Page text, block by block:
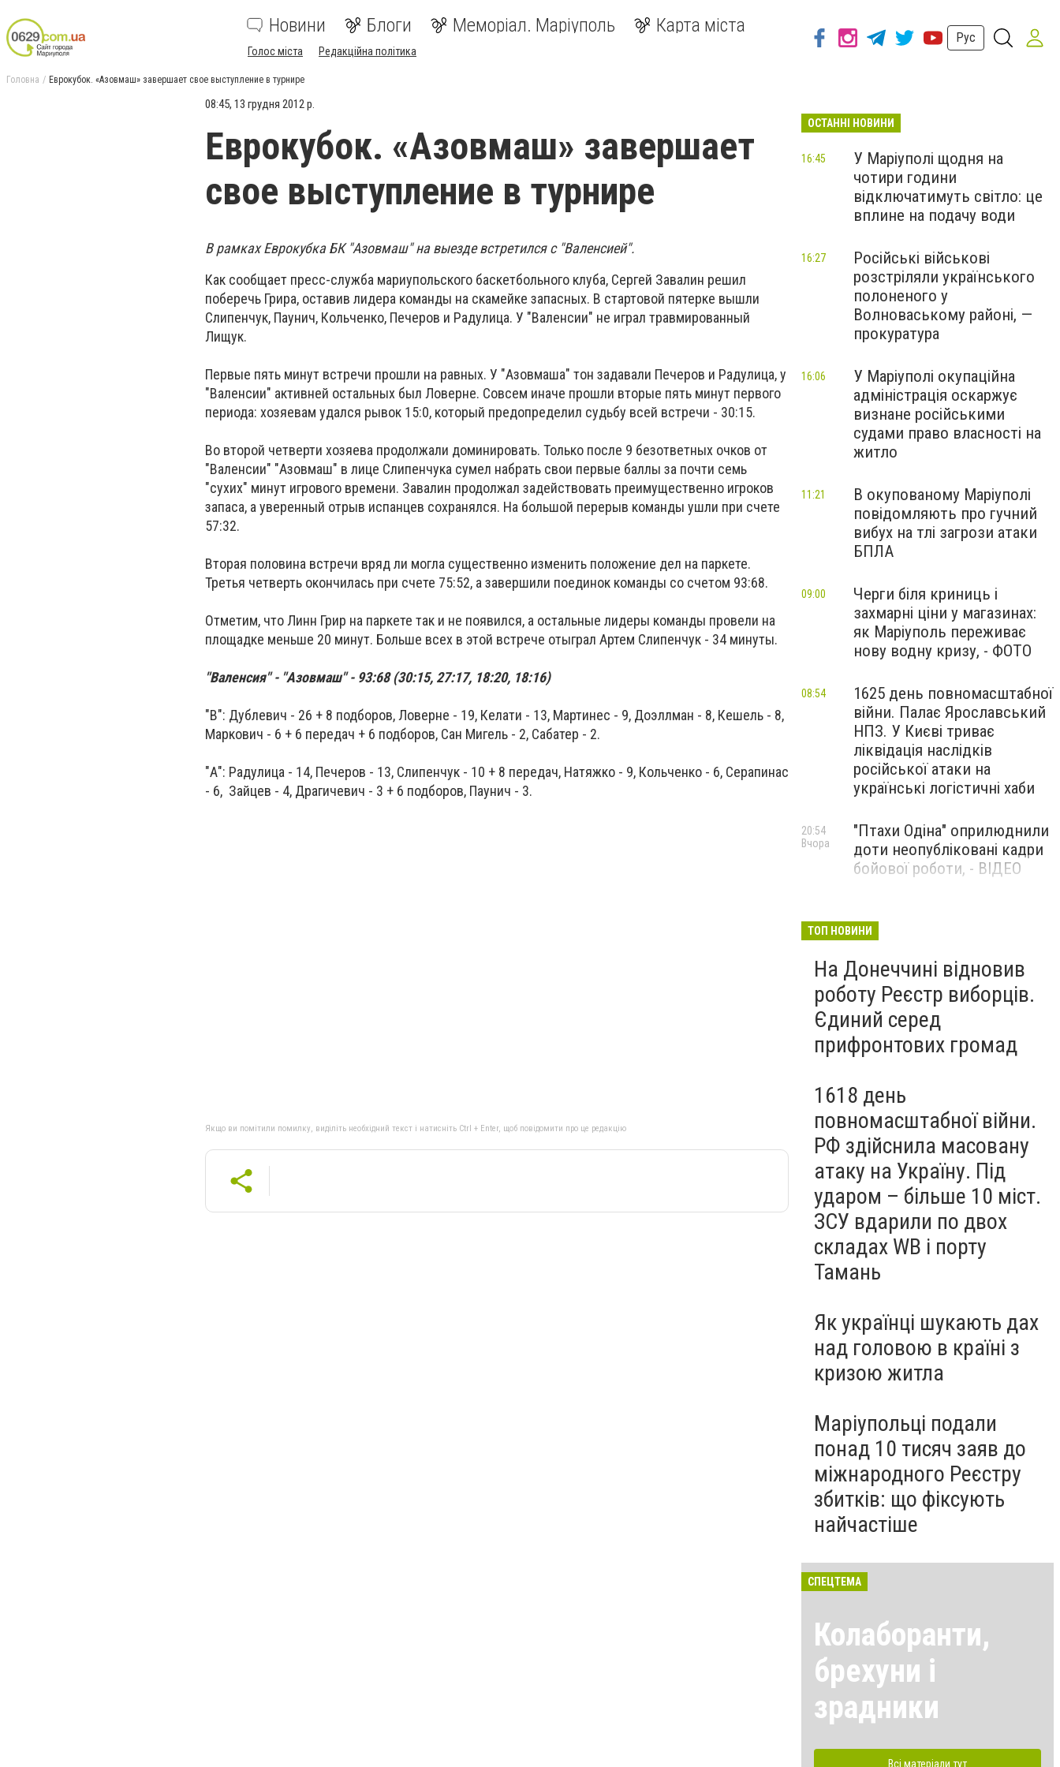
Новини Блоги Меморіал. Маріуполь Карта міста
Голос міста Редакційна політика
Рус
Головна Еврокубок. «Азовмаш» завершает свое выступление в турнире
08:45, 13 грудня 2012 р.
Еврокубок. «Азовмаш» завершает
свое выступление в турнире
В рамках Еврокубка БК "Азовмаш" на выезде встретился с "Валенсией".
Как сообщает пресс-служба мариупольского баскетбольного клуба, Сергей Завалин решил
поберечь Грира, оставив лидера команды на скамейке запасных. В стартовой пятерке вышли
Слипенчук, Паунич, Кольченко, Печеров и Радулица. У "Валенсии" не играл травмированный
Лищук.
Первые пять минут встречи прошли на равных. У "Азовмаша" тон задавали Печеров и Радулица, у
"Валенсии" активней остальных был Ловерне. Совсем иначе прошли вторые пять минут первого
периода: хозяевам удался рывок 15:0, который предопределил судьбу всей встречи - 30:15.
Во второй четверти хозяева продолжали доминировать. Только после 9 безответных очков от
"Валенсии" "Азовмаш" в лице Слипенчука сумел набрать свои первые баллы за почти семь
"сухих" минут игрового времени. Завалин продолжал задействовать преимущественно игроков
запаса, а уверенный отрыв испанцев сохранялся. На большой перерыв команды ушли при счете
57:32.
Вторая половина встречи вряд ли могла существенно изменить положение дел на паркете.
Третья четверть окончилась при счете 75:52, а завершили поединок команды со счетом 93:68.
Отметим, что Линн Грир на паркете так и не появился, а остальные лидеры команды провели на
площадке меньше 20 минут. Больше всех в этой встрече отыграл Артем Слипенчук - 34 минуты.
"Валенсия" - "Азовмаш" - 93:68 (30:15, 27:17, 18:20, 18:16)
"В": Дублевич - 26 + 8 подборов, Ловерне - 19, Келати - 13, Мартинес - 9, Доэллман - 8, Кешель - 8,
Маркович - 6 + 6 передач + 6 подборов, Сан Мигель - 2, Сабатер - 2.
"А": Радулица - 14, Печеров - 13, Слипенчук - 10 + 8 передач, Натяжко - 9, Кольченко - 6, Серапинас
- 6, Зайцев - 4, Драгичевич - 3 + 6 подборов, Паунич - 3.
Якщо ви помітили помилку, виділіть необхідний текст і натисніть Ctrl + Enter, щоб повідомити про це редакцію
ОСТАННІ НОВИНИ
У Маріуполі щодня на
чотири години
відключатимуть світло: це
вплине на подачу води
16:45
Російські військові
розстріляли українського
полоненого у
Волноваському районі, —
прокуратура
16:27
У Маріуполі окупаційна
адміністрація оскаржує
визнане російськими
судами право власності на
житло
16:06
В окупованому Маріуполі
повідомляють про гучний
вибух на тлі загрози атаки
БПЛА
11:21
Черги біля криниць і
захмарні ціни у магазинах:
як Маріуполь переживає
нову водну кризу, - ФОТО
09:00
1625 день повномасштабної
війни. Палає Ярославський
НПЗ. У Києві триває
ліквідація наслідків
російської атаки на
українські логістичні хаби
08:54
"Птахи Одіна" оприлюднили
доти неопубліковані кадри
бойової роботи, - ВІДЕО
20:54
Вчора
Бєдняков зіграє тата
новому українському
фільмі, - ФОТО
Вчора
ТОП НОВИНИ
На Донеччині відновив
роботу Реєстр виборців.
Єдиний серед
прифронтових громад
1618 день
повномасштабної війни.
РФ здійснила масовану
атаку на Україну. Під
ударом – більше 10 міст.
ЗСУ вдарили по двох
складах WB і порту
Тамань
Як українці шукають дах
над головою в країні з
кризою житла
Маріупольці подали
понад 10 тисяч заяв до
міжнародного Реєстру
збитків: що фіксують
найчастіше
СПЕЦТЕМА
Колаборанти,
брехуни і
зрадники
Всі матеріали тут